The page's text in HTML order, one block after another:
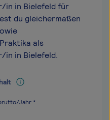
in in Bielefeld für
du gleichermaßen
als
in in Bielefeld.
Jahr *